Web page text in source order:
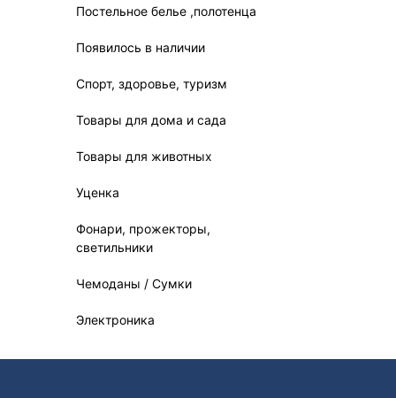
Постельное белье ,полотенца
Появилось в наличии
Спорт, здоровье, туризм
Товары для дома и сада
Товары для животных
Уценка
Фонари, прожекторы,
светильники
Чемоданы / Сумки
Электроника